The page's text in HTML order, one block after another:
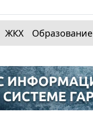
ЖКХ Образование